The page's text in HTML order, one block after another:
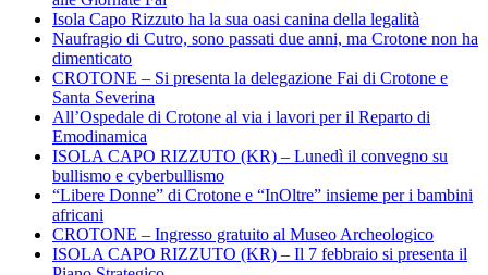
Isola Capo Rizzuto ha la sua oasi canina della legalità
Naufragio di Cutro, sono passati due anni, ma Crotone non ha
dimenticato
CROTONE – Si presenta la delegazione Fai di Crotone e
Santa Severina
All’Ospedale di Crotone al via i lavori per il Reparto di
Emodinamica
ISOLA CAPO RIZZUTO (KR) – Lunedì il convegno su
bullismo e cyberbullismo
“Libere Donne” di Crotone e “InOltre” insieme per i bambini
africani
CROTONE – Ingresso gratuito al Museo Archeologico
ISOLA CAPO RIZZUTO (KR) – Il 7 febbraio si presenta il